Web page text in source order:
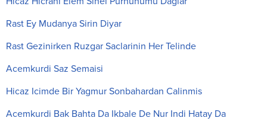
Rast Ey Mudanya Sirin Diyar
Rast Gezinirken Ruzgar Saclarinin Her Telinde
Acemkurdi Saz Semaisi
Hicaz Icimde Bir Yagmur Sonbahardan Calinmis
Acemkurdi Bak Bahta Da Ikbale De Nur Indi Hatay Da